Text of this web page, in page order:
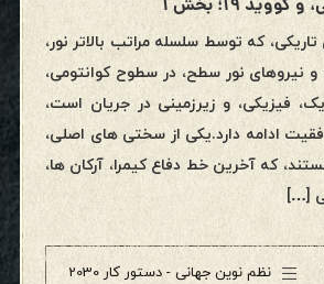
۱۹؛ بخش ۱
که توسط سلسله مراتب بالاتر نور،
و نیروهای نور سطح، در سطوح کوانتومی،
فیزیکی، و زیرزمینی در جریان است،
ادامه دارد.یکی از سختی های اصلی،
که آخرین خط دفاع کیمرا، آرکان ها،
[…]
نظم نوین جهانی - دستور کار 2030